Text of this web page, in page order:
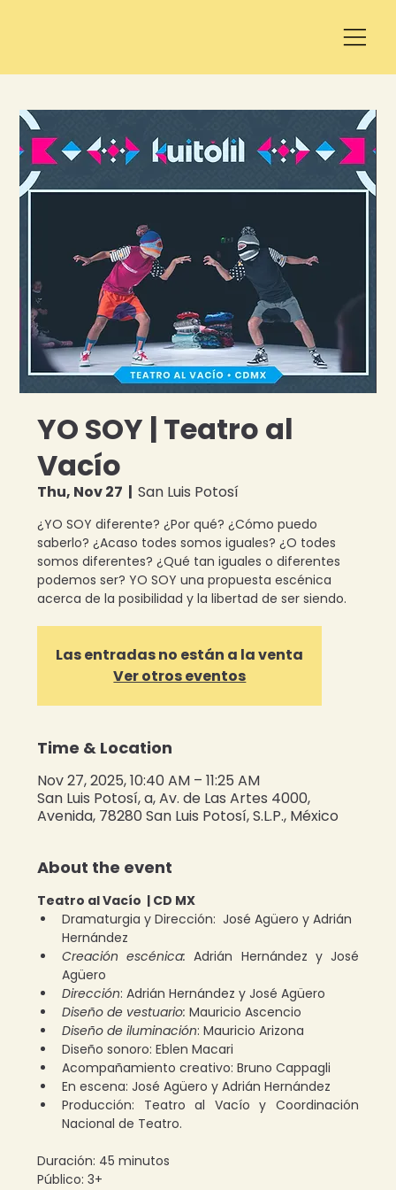
YO SOY | Teatro al
Vacío
Thu, Nov 27
  |
San Luis Potosí
¿YO SOY diferente? ¿Por qué? ¿Cómo puedo
saberlo? ¿Acaso todes somos iguales? ¿O todes
somos diferentes? ¿Qué tan iguales o diferentes
podemos ser? YO SOY una propuesta escénica
Las entradas no están a la venta
Ver otros eventos
Time & Location
Nov 27, 2025, 10:40 AM – 11:25 AM
San Luis Potosí, a, Av. de Las Artes 4000,
Avenida, 78280 San Luis Potosí, S.L.P., México
About the event
Teatro al Vacío  | CD MX
Dramaturgia y Dirección:  José Agüero y Adrián
Hernández
Creación escénica: Adrián Hernández y José
Agüero
Dirección: Adrián Hernández y José Agüero
Diseño de vestuario: Mauricio Ascencio
Diseño de iluminación: Mauricio Arizona
Diseño sonoro: Eblen Macari
Acompañamiento creativo: Bruno Cappagli
En escena: José Agüero y Adrián Hernández
Producción: Teatro al Vacío y Coordinación
Nacional de Teatro.
Duración: 45 minutos
Público: 3+